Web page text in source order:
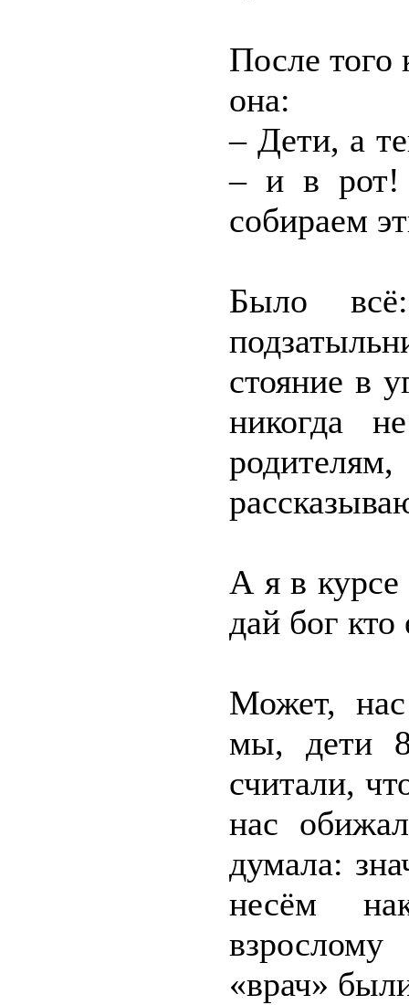
После того
она:
– Дети, а
– и в рот!
собираем
Было
стояние в
никогда
А я в
дай бог
Может,
мы, дети
считали,
нас
думала:
несём
взрослому
«врач»